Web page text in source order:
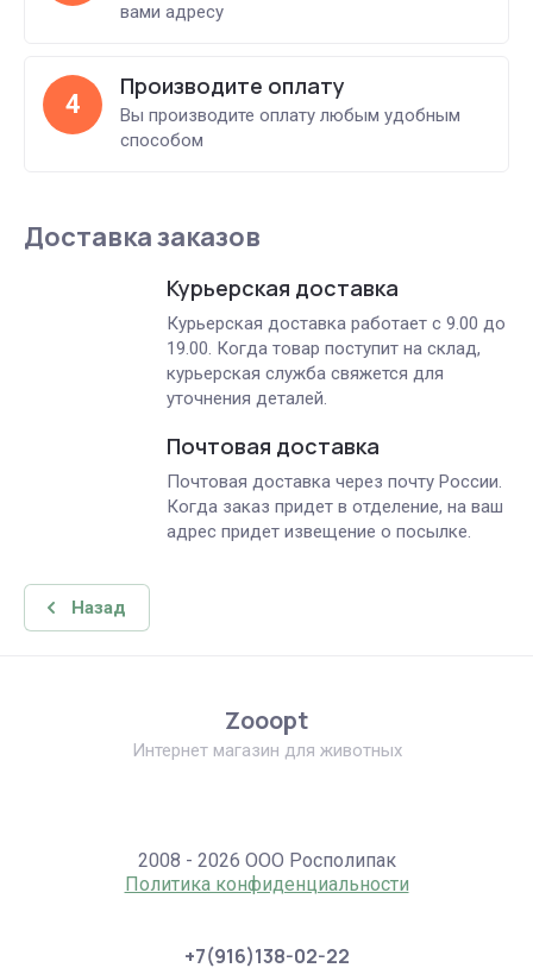
вами адресу
4
Производите оплату
Вы производите оплату любым удобным
способом
Доставка заказов
Курьерская доставка
Курьерская доставка работает с 9.00 до
19.00. Когда товар поступит на склад,
курьерская служба свяжется для
уточнения деталей.
Почтовая доставка
Почтовая доставка через почту России.
Когда заказ придет в отделение, на ваш
адрес придет извещение о посылке.
Назад
Zooopt
Интернет магазин для животных
2008 - 2026 ООО Росполипак
Политика конфиденциальности
+7(916)138-02-22